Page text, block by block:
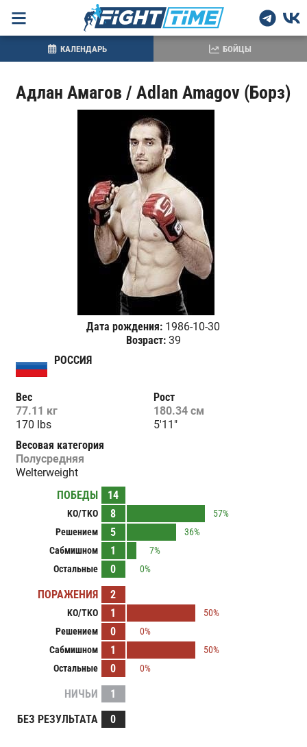
Адлан Амагов / Adlan Amagov (Борз)
Дата рождения: 1986-10-30
Возраст:39
РОССИЯ
Вес
77.11 кг
170 lbs
Рост
180.34 см
5'11"
Весовая категория
Полусредняя
Welterweight
ПОБЕДЫ
14
KO/TKO 8
57%
Решением
5
36%
Сабмишном
1
7%
Остальные
0 0%
ПОРАЖЕНИЯ 2
KO/TKO 1
50%
Решением
0
0%
Сабмишном
1
50%
Остальные
0 0%
НИЧЬИ
1
БЕЗ РЕЗУЛЬТАТА
0
КАЛЕНДАРЬ БОЙЦЫ